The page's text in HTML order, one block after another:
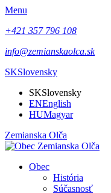
Menu
+421 357 796 108
info@zemianskaolca.sk
SKSlovensky
SKSlovensky
ENEnglish
HUMagyar
Zemianska Olča
Obec
História
Súčasnosť